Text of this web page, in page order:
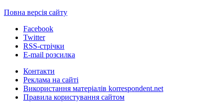
Повна версія сайту
Facebook
Twitter
RSS-стрічки
E-mail розсилка
Контакти
Реклама на сайті
Використання матеріалів korrespondent.net
Правила користування сайтом